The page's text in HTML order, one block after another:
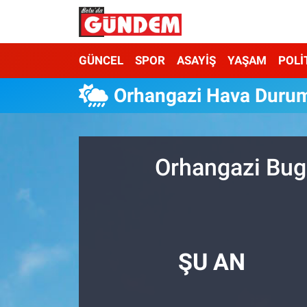
GÜNCEL SPOR ASAYİŞ YAŞAM
Orhangazi Hava
Orhangazi
ŞU AN
Merkez Nöbetçi Eczaneler
Merkez Hava Durumu
Süper Lig Puan Durumu ve Fikstür